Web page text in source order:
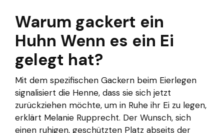
Warum gackert ein
Huhn Wenn es ein Ei
gelegt hat?
Mit dem spezifischen Gackern beim Eierlegen
signalisiert die Henne, dass sie sich jetzt
zurückziehen möchte, um in Ruhe ihr Ei zu legen,
erklärt Melanie Rupprecht. Der Wunsch, sich
einen ruhigen, geschützten Platz abseits der